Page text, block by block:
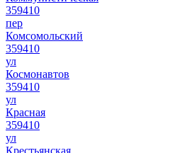
359410
пер
Комсомольский
359410
ул
Космонавтов
359410
ул
Красная
359410
ул
Крестьянская